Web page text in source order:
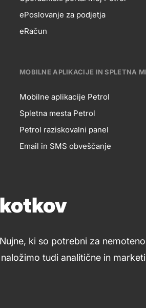
ki so potrebni za
tudi analitične in
ePoslovanje za podjetja
eRačun
MOBILNE APLIKACIJE IN SPLETNA
MOBILNE
IN
SPLETNA
Mobilne aplikacije Petrol
Spletna mesta Petrol
Petrol raziskovalni panel
Email in SMS obveščanje
Social
mediaVarstvo zasebnosti in